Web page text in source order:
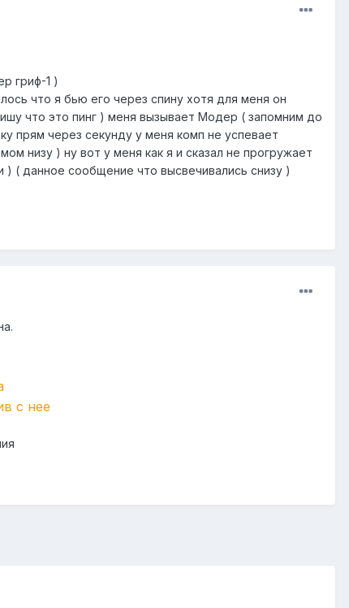
гриф-1 )
что я бью его через спину хотя для меня он
что это пинг ) меня вызывает Модер ( запомним до
прям через секунду у меня комп не успевает
низу ) ну вот у меня как я и сказал не прогружает
( данное сообщение что высвечивались снизу )
с нее